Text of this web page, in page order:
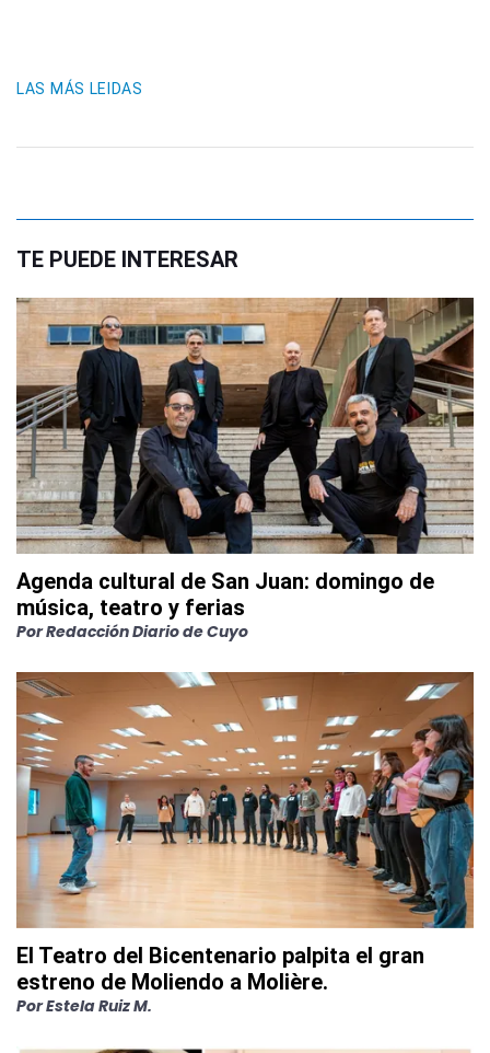
LAS MÁS LEIDAS
TE PUEDE INTERESAR
Agenda cultural de San Juan: domingo de
música, teatro y ferias
PorRedacción Diario de Cuyo
El Teatro del Bicentenario palpita el gran
estreno de Moliendo a Molière.
PorEstela Ruiz M.